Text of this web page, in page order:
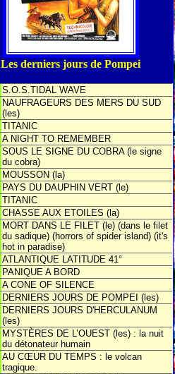
Les derniers jours de Pompei
S.O.S.TIDAL WAVE
NAUFRAGEURS DES MERS DU SUD
(les)
TITANIC
A NIGHT TO REMEMBER
SOUS LE SIGNE DU COBRA (le signe
du cobra)
MOUSSON (la)
PAYS DU DAUPHIN VERT (le)
TITANIC
CHASSE AUX ETOILES (la)
MORT DANS LE FILET (le) (dans le filet
du sadique) (horrors of spider island) (it's
hot in paradise)
ATLANTIQUE LATITUDE 41°
PANIQUE A BORD
A CONE OF SILENCE
DERNIERS JOURS DE POMPEI (les)
DERNIERS JOURS D'HERCULANUM
(les)
MYSTÈRES DE L’OUEST (les) : la nuit
du détonateur humain
AU CŒUR DU TEMPS : le volcan
tragique.